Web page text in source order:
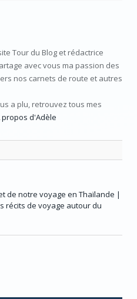
Tour du Blog et rédactrice
avec vous ma passion des
nos carnets de route et autres
a plu, retrouvez tous mes
propos d'Adèle
de notre voyage en Thaïlande |
récits de voyage autour du